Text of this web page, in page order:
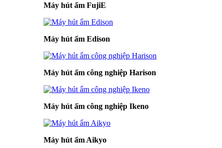
Máy hút ẩm FujiE
Máy hút ẩm Edison
Máy hút ẩm công nghiệp Harison
Máy hút ẩm công nghiệp Ikeno
Máy hút ẩm Aikyo